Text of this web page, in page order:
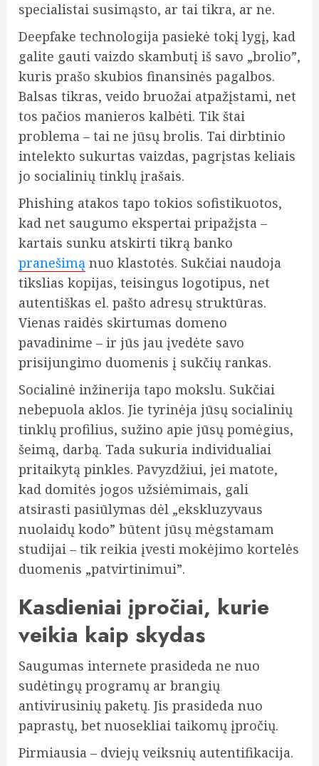
specialistai susimąsto, ar tai tikra, ar ne.
Deepfake technologija pasiekė tokį lygį, kad
galite gauti vaizdo skambutį iš savo „brolio”,
kuris prašo skubios finansinės pagalbos.
Balsas tikras, veido bruožai atpažįstami, net
tos pačios manieros kalbėti. Tik štai
problema – tai ne jūsų brolis. Tai dirbtinio
intelekto sukurtas vaizdas, pagrįstas keliais
jo socialinių tinklų įrašais.
Phishing atakos tapo tokios sofistikuotos,
kad net saugumo ekspertai pripažįsta –
kartais sunku atskirti tikrą banko
pranešimą nuo klastotės. Sukčiai naudoja
tikslias kopijas, teisingus logotipus, net
autentiškas el. pašto adresų struktūras.
Vienas raidės skirtumas domeno
pavadinime – ir jūs jau įvedėte savo
prisijungimo duomenis į sukčių rankas.
Socialinė inžinerija tapo mokslu. Sukčiai
nebepuola aklos. Jie tyrinėja jūsų socialinių
tinklų profilius, sužino apie jūsų pomėgius,
šeimą, darbą. Tada sukuria individualiai
pritaikytą pinkles. Pavyzdžiui, jei matote,
kad domitės jogos užsiėmimais, gali
atsirasti pasiūlymas dėl „ekskluzyvaus
nuolaidų kodo” būtent jūsų mėgstamam
studijai – tik reikia įvesti mokėjimo kortelės
duomenis „patvirtinimui”.
Kasdieniai įpročiai, kurie
veikia kaip skydas
Saugumas internete prasideda ne nuo
sudėtingų programų ar brangių
antivirusinių paketų. Jis prasideda nuo
paprastų, bet nuosekliai taikomų įpročių.
Pirmiausia – dviejų veiksnių autentifikacija.